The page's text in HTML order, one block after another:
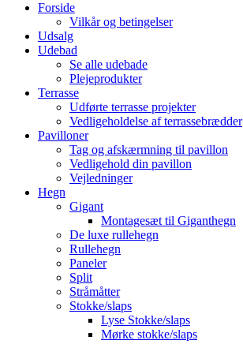
Forside
Vilkår og betingelser
Udsalg
Udebad
Se alle udebade
Plejeprodukter
Terrasse
Udførte terrasse projekter
Vedligeholdelse af terrassebrædder
Pavilloner
Tag og afskærmning til pavillon
Vedligehold din pavillon
Vejledninger
Hegn
Gigant
Montagesæt til Giganthegn
De luxe rullehegn
Rullehegn
Paneler
Split
Stråmåtter
Stokke/slaps
Lyse Stokke/slaps
Mørke stokke/slaps